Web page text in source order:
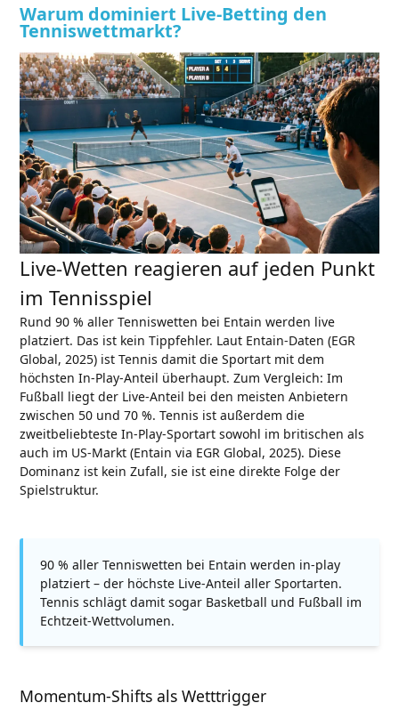
Warum dominiert Live-Betting den
Tenniswettmarkt?
Live-Wetten reagieren auf jeden Punkt
im Tennisspiel
Rund 90 % aller Tenniswetten bei Entain werden live
platziert. Das ist kein Tippfehler. Laut Entain-Daten (EGR
Global, 2025) ist Tennis damit die Sportart mit dem
höchsten In-Play-Anteil überhaupt. Zum Vergleich: Im
Fußball liegt der Live-Anteil bei den meisten Anbietern
zwischen 50 und 70 %. Tennis ist außerdem die
zweitbeliebteste In-Play-Sportart sowohl im britischen als
auch im US-Markt (Entain via EGR Global, 2025). Diese
Dominanz ist kein Zufall, sie ist eine direkte Folge der
Spielstruktur.
90 % aller Tenniswetten bei Entain werden in-play
platziert – der höchste Live-Anteil aller Sportarten.
Tennis schlägt damit sogar Basketball und Fußball im
Echtzeit-Wettvolumen.
Momentum-Shifts als Wetttrigger